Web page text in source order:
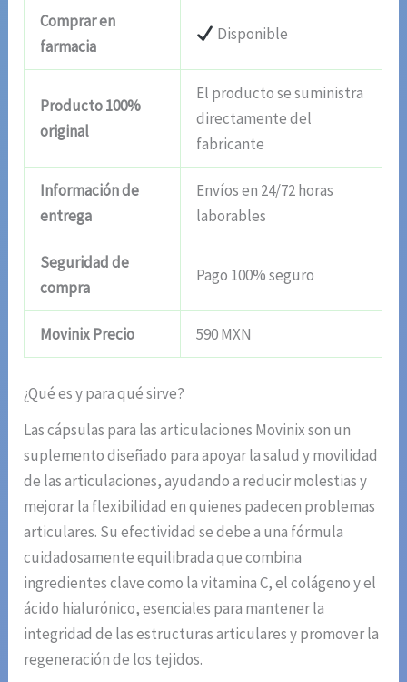
Comprar en
farmacia
Disponible
Producto 100%
original
El producto se suministra
directamente del
fabricante
Información de
entrega
Envíos en 24/72 horas
laborables
Seguridad de
compra
Pago 100% seguro
Movinix Precio 590 MXN
¿Qué es y para qué sirve?
Las cápsulas para las articulaciones Movinix son un
suplemento diseñado para apoyar la salud y movilidad
de las articulaciones, ayudando a reducir molestias y
mejorar la flexibilidad en quienes padecen problemas
articulares. Su efectividad se debe a una fórmula
cuidadosamente equilibrada que combina
ingredientes clave como la vitamina C, el colágeno y el
ácido hialurónico, esenciales para mantener la
integridad de las estructuras articulares y promover la
regeneración de los tejidos.